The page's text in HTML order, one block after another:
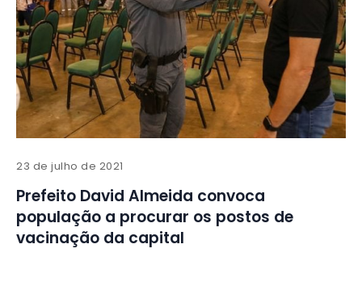
23 de julho de 2021
Prefeito David Almeida convoca
população a procurar os postos de
vacinação da capital